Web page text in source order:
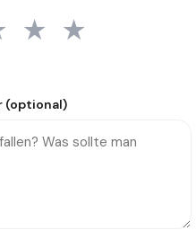
Sterne
4 Sterne
★ 5 Sterne
★
(optional)